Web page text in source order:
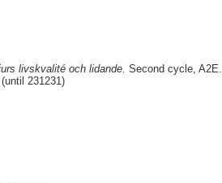
livskvalité och lidande. Second cycle, A2E.
231231)